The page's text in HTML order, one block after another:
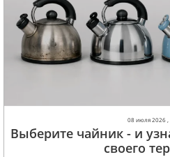
08 июля 2026 ,
Выберите чайник - и
своего